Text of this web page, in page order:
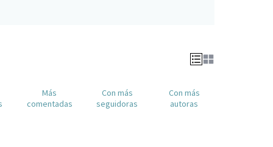
Más
comentadas
Con más
seguidoras
Con más
autoras